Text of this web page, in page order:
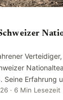
Seine Erfahrung
· 6 Min Lesezeit